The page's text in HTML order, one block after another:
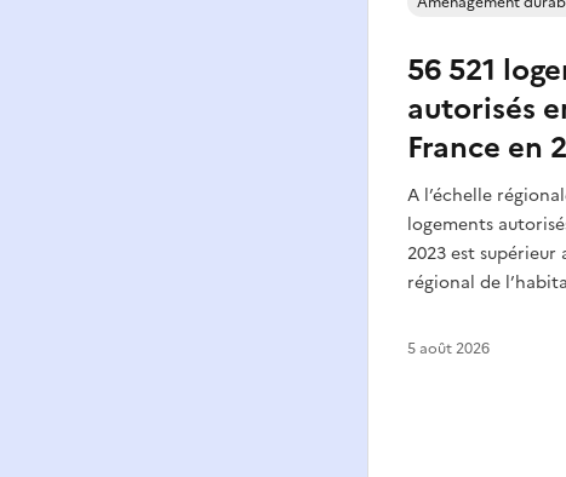
56 521
autorisés
France en
A l’échelle
logements
2023 est supérieur
régional de
5 août 2026